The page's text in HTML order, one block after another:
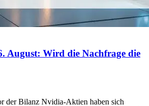
August: Wird die Nachfrage die
der Bilanz Nvidia-Aktien haben sich